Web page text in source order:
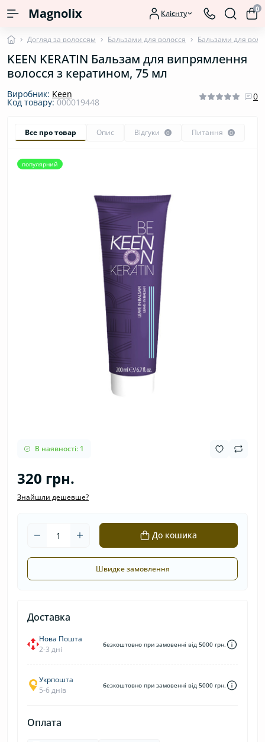
Magnolix Клієнту 0
Догляд за волоссям Бальзами для волосся Бальзами для
KEEN KERATIN Бальзам для випрямлення
волосся з кератином, 75 мл
Виробник: Keen
Код товару:000019448
0
Все про товар Опис Відгуки 0 Питання 0
популярний
В наявності: 1
320 грн.
Знайшли дешевше?
До кошика
Швидке замовлення
Доставка
Нова Пошта
2-3 дні
безкоштовно при замовенні від 5000 грн.
Укрпошта
5-6 днів
безкоштовно при замовенні від 5000 грн.
Оплата